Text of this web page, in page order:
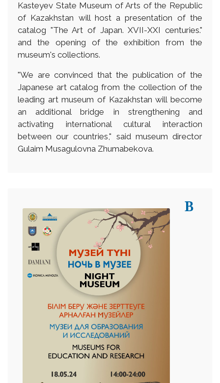
Kasteyev State Museum of Arts of the Republic
of Kazakhstan will host a presentation of the
catalog "The Art of Japan. XVII-XXI centuries."
and the opening of the exhibition from the
museum's collections.
"We are convinced that the publication of the
Japanese art catalog from the collection of the
leading art museum of Kazakhstan will become
an additional bridge in strengthening and
activating international cultural interaction
between our countries," said museum director
Gulaim Musagulovna Zhumabekova.
В